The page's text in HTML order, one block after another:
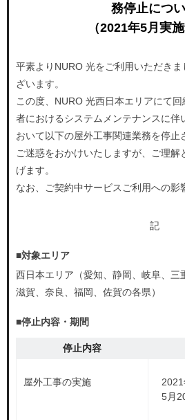
契約をご検討中の方
申込まで安心
LINE公式アカウント
開通まで安心
レンタルWi-Fi
開通後も安心
NURO会員アプリ
会員サポート
NURO 光のお引越し
個人事業主・法人の方はこちら
契約をご検討中の方
申込まで安心
LINE公式アカウント
開通まで安心
レンタルWi-Fi
NURO会員特典
NURO 光のお引越し
管理会社・管理組合・オーナーさまは
販売パートナーをご検討の方はこちら
務停止につ
（2021年5月実施
平素よりNURO 光をご利用いただき
ざいます。
この度、NURO 光西日本エリアにて
者におけるシステムメンテナンスに伴
おいて以下の屋外工事関連業務を停止
ご迷惑をおかけいたしますが、ご理解
げます。
なお、ご契約中サービスご利用への影
記
■対象エリア
西日本エリア（愛知、静岡、岐阜、三
滋賀、奈良、福岡、佐賀の各県）
■停止内容・期間
停止内容
屋外工事の実施
5月